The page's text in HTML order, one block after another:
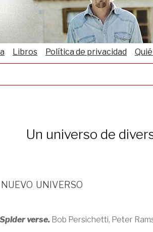
Libros Política de privacidad
Un universo de
universo
verse. Bob Persichetti, Peter